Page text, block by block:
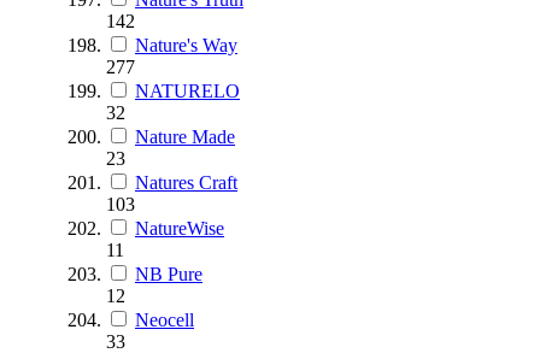
142
Nature's Way
277
NATURELO
32
Nature Made
23
Natures Craft
103
NatureWise
11
NB Pure
12
Neocell
33